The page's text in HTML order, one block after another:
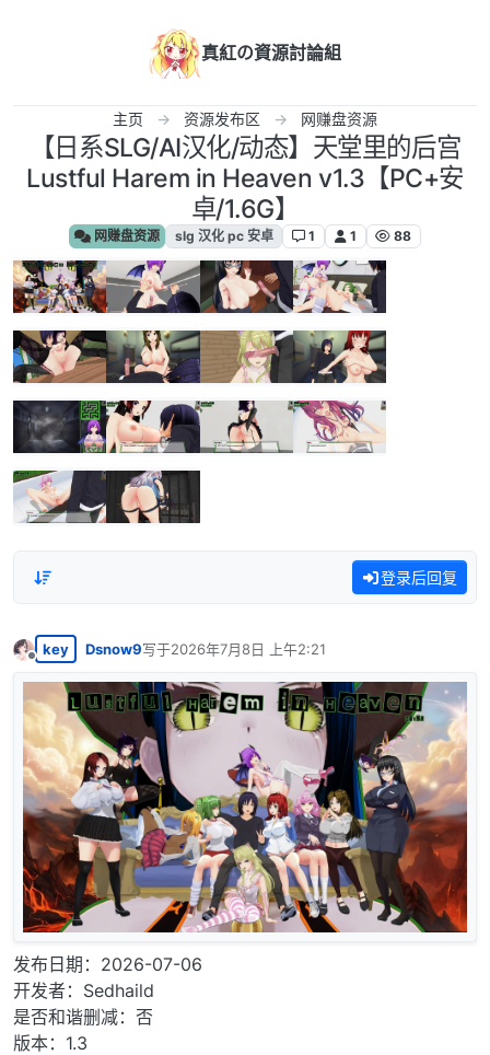
真紅の資源討論組
主页 资源发布区 网赚盘资源
【日系SLG/AI汉化/动态】天堂里的后宫
Lustful Harem in Heaven v1.3【PC+安
卓/1.6G】
网赚盘资源 slg 汉化 pc 安卓 1 1 88
登录后回复
离线
key Dsnow9写于2026年7月8日 上午2:21
最后由 编辑
发布日期：2026-07-06
开发者：Sedhaild
是否和谐删减：否
版本：1.3